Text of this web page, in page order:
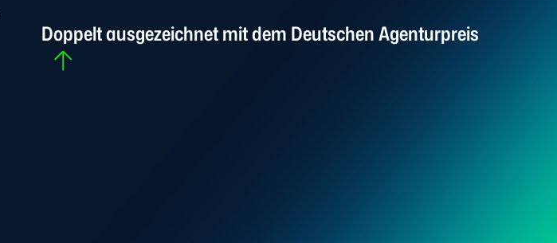
Doppelt ausgezeichnet mit dem Deutschen Agenturpreis